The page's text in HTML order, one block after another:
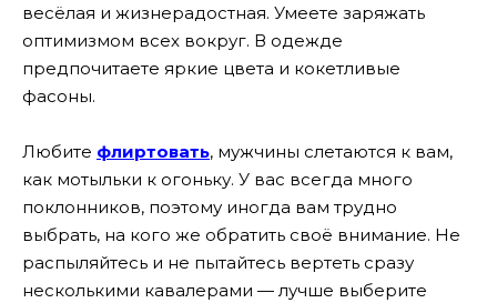
весёлая и жизнерадостная. Умеете заряжать
оптимизмом всех вокруг. В одежде
предпочитаете яркие цвета и кокетливые
фасоны.
Любите флиртовать, мужчины слетаются к вам,
как мотыльки к огоньку. У вас всегда много
поклонников, поэтому иногда вам трудно
выбрать, на кого же обратить своё внимание. Не
распыляйтесь и не пытайтесь вертеть сразу
несколькими кавалерами — лучше выберите